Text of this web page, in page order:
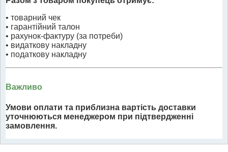
• товарний чек
• гарантійний талон
• рахунок-фактуру (за потреби)
• видаткову накладну
• податкову накладну
Важливо
Умови оплати та приблизна вартість доставки
уточнюються менеджером при підтвердженні
замовлення.